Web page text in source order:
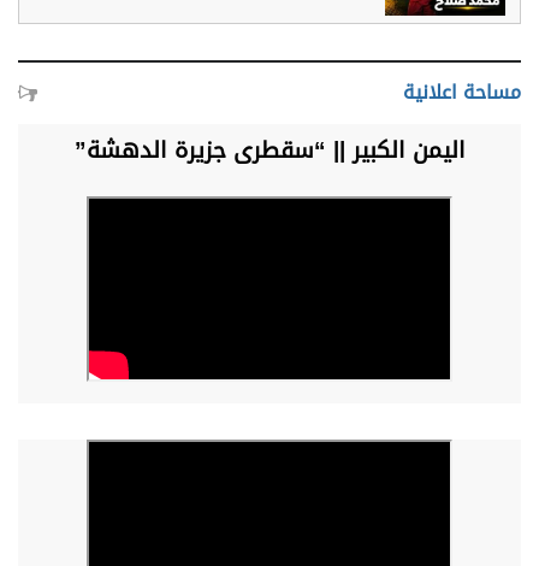
مساحة اعلانية
اليمن الكبير || “سقطرى جزيرة الدهشة”